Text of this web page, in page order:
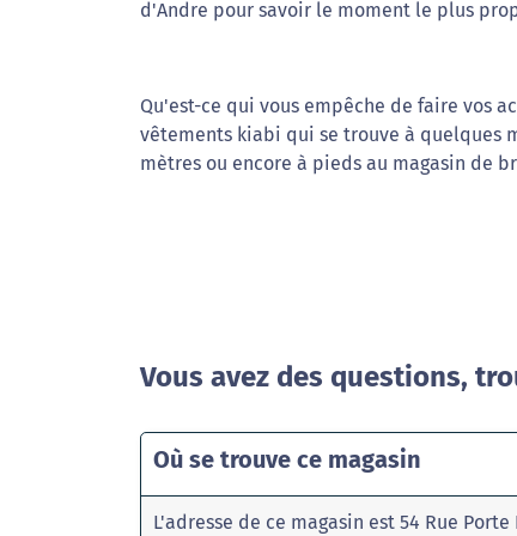
d'Andre pour savoir le moment le plus
Qu'est-ce qui vous empêche de faire vos
vêtements kiabi qui se trouve à quelques
mètres ou encore à pieds au magasin de
Vous avez des questions,
Où se trouve ce magasin
L'adresse de ce magasin est 54 Rue